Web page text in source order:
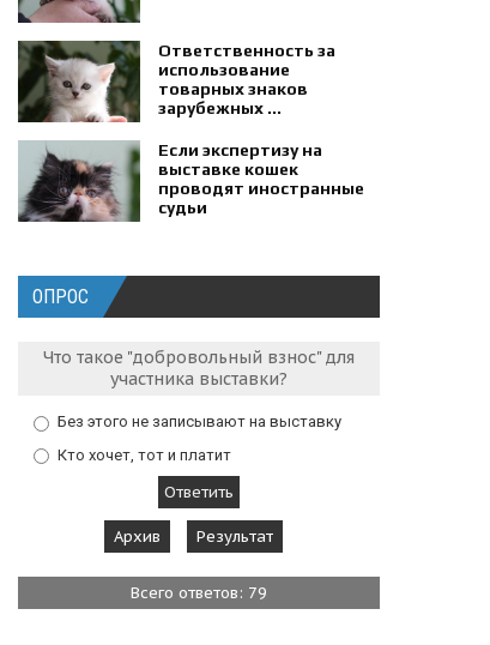
Ответственность за
использование
товарных знаков
зарубежных ...
Если экспертизу на
выставке кошек
проводят иностранные
судьи
ОПРОС
Что такое "добровольный взнос" для
участника выставки?
Без этого не записывают на выставку
Кто хочет, тот и платит
Архив Результат
Всего ответов: 79